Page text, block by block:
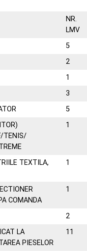
NR.
LMV
5
2
1
3
5
TENIS/
1
TEXTILA,
1
COMANDA
1
2
LA
PIESELOR
11